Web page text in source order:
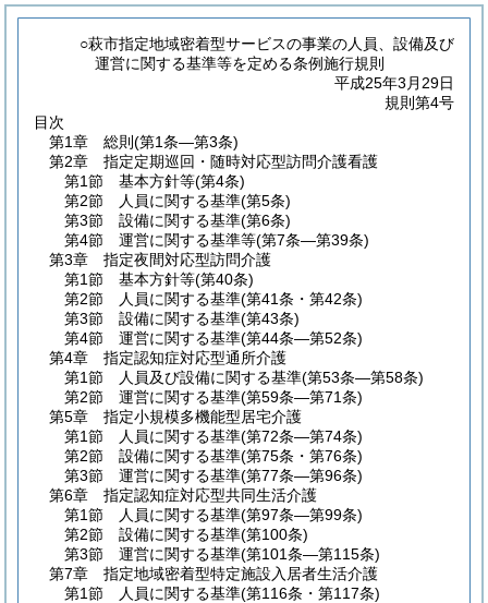
○萩市指定地域密着型サービスの事業の人員、設備及び
運営に関する基準等を定める条例施行規則
平成25年3月29日
規則第4号
目次
第1章
総則 (第1条―第3条)
第2章
指定定期巡回・随時対応型訪問介護看護
第1節
基本方針等(第4条)
第2節
人員に関する基準(第5条)
第3節
設備に関する基準(第6条)
第4節
運営に関する基準等(第7条―第39条)
第3章
指定夜間対応型訪問介護
第1節
基本方針等(第40条)
第2節
人員に関する基準(第41条・第42条)
第3節
設備に関する基準(第43条)
第4節
運営に関する基準(第44条―第52条)
第4章
指定認知症対応型通所介護
第1節
人員及び設備に関する基準(第53条―第58条)
第2節
運営に関する基準(第59条―第71条)
第5章
指定小規模多機能型居宅介護
第1節
人員に関する基準(第72条―第74条)
第2節
設備に関する基準(第75条・第76条)
第3節
運営に関する基準(第77条―第96条)
第6章
指定認知症対応型共同生活介護
第1節
人員に関する基準(第97条―第99条)
第2節
設備に関する基準(第100条)
第3節
運営に関する基準(第101条―第115条)
第7章
指定地域密着型特定施設入居者生活介護
第1節
人員に関する基準(第116条・第117条)